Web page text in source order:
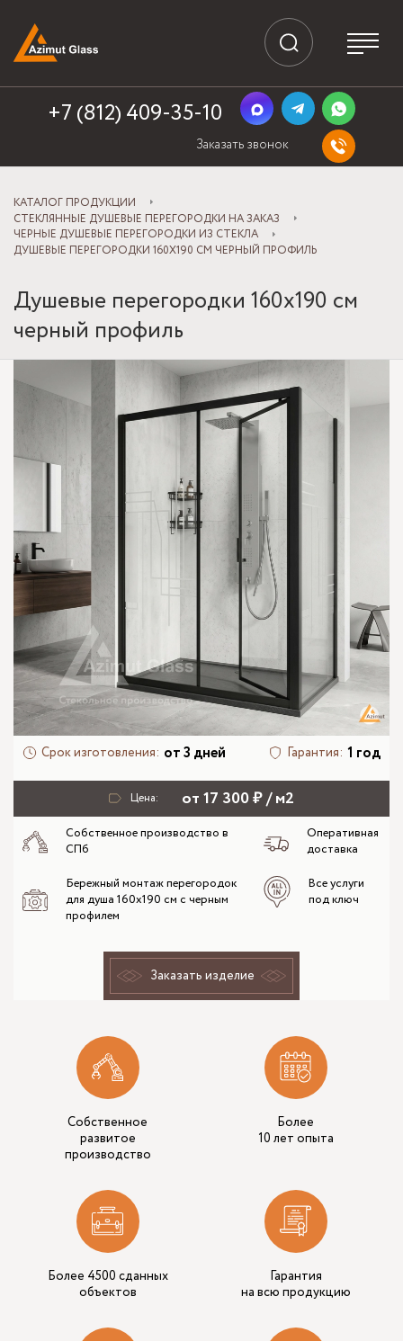
+7 (812) 409-35-10
Заказать звонок
КАТАЛОГ ПРОДУКЦИИ
СТЕКЛЯННЫЕ ДУШЕВЫЕ ПЕРЕГОРОДКИ НА ЗАКАЗ
ЧЕРНЫЕ ДУШЕВЫЕ ПЕРЕГОРОДКИ ИЗ СТЕКЛА
ДУШЕВЫЕ ПЕРЕГОРОДКИ 160Х190 СМ ЧЕРНЫЙ ПРОФИЛЬ
Душевые перегородки 160х190 см
черный профиль
Срок изготовления: от 3 дней Гарантия: 1 год
Цена: от 17 300 ₽ / м2
Собственное производство в
СПб
Оперативная
доставка
Бережный монтаж перегородок
для душа 160х190 см с черным
профилем
Все услуги
под ключ
Заказать изделие
Собственное
развитое
производство
Более
10 лет опыта
Более 4500 сданных
объектов
Гарантия
на всю продукцию